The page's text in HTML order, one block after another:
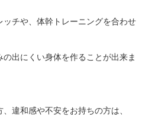
ッチや、体幹トレーニングを合わせ
出にくい身体を作ることが出来ま
違和感や不安をお持ちの方は、